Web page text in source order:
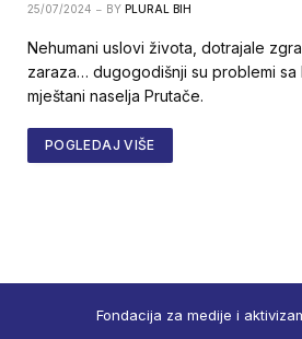
25/07/2024 BY PLURAL BIH
Nehumani uslovi života, dotrajale
zaraza… dugogodišnji su problemi sa
mještani naselja Prutače.
POGLEDAJ VIŠE
Fondacija za medije i